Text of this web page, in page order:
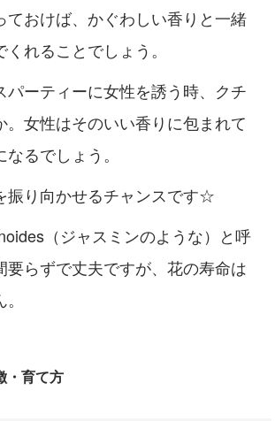
ておけば、かぐわしい香りと一緒
れることでしょう。
パーティーに女性を誘う時、クチ
。女性はそのいい香りに包まれて
るでしょう。
振り向かせるチャンスです☆
（ジャスミンのような）と呼
要らずで丈夫ですが、花の寿命は
・育て方